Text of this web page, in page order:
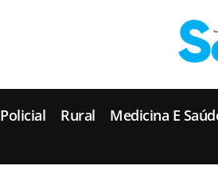
Policial Rural Medicina E